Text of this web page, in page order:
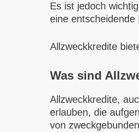
Es ist jedoch
eine entscheidende
Allzweckkredite
Was sind
Allzweckkredite,
erlauben, die
von